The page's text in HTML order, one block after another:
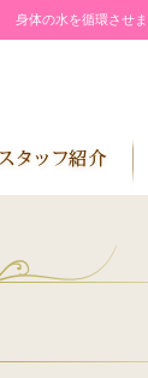
身体の水を循環させ